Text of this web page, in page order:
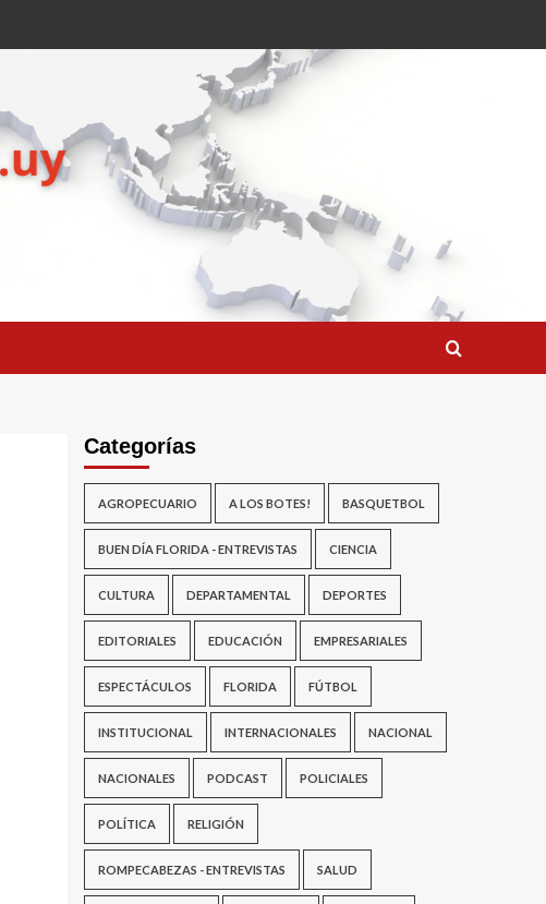
Categorías
AGROPECUARIO A LOS BOTES! BASQUETBOL
BUEN DÍA FLORIDA - ENTREVISTAS CIENCIA
CULTURA DEPARTAMENTAL DEPORTES
EDITORIALES EDUCACIÓN EMPRESARIALES
ESPECTÁCULOS FLORIDA FÚTBOL
INSTITUCIONAL INTERNACIONALES NACIONAL
NACIONALES PODCAST POLICIALES
POLÍTICA RELIGIÓN
ROMPECABEZAS - ENTREVISTAS SALUD